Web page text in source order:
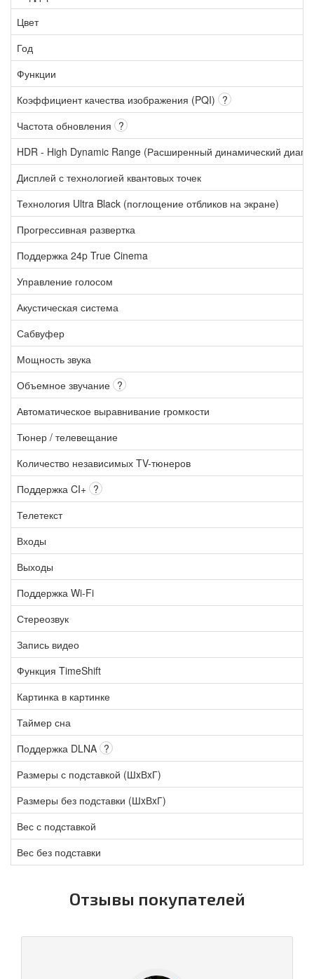
Цвет
Год
Функции
Коэффициент качества изображения (PQI) ?
Частота обновления ?
HDR - High Dynamic Range (Расширенный динамический
Дисплей с технологией квантовых точек
Технология Ultra Black (поглощение отбликов на экране)
Прогрессивная развертка
Поддержка 24p True Cinema
Управление голосом
Акустическая система
Сабвуфер
Мощность звука
Объемное звучание ?
Автоматическое выравнивание громкости
Тюнер / телевещание
Количество независимых TV-тюнеров
Поддержка CI+ ?
Телетекст
Входы
Выходы
Поддержка Wi-Fi
Стереозвук
Запись видео
Функция TimeShift
Картинка в картинке
Таймер сна
Поддержка DLNA ?
Размеры с подставкой (ШxВxГ)
Размеры без подставки (ШxВxГ)
Вес с подставкой
Вес без подставки
Отзывы покупателей